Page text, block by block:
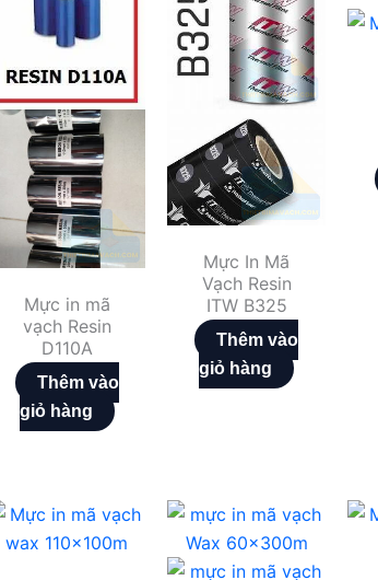
Mực in mã
vạch Resin
D110A
Thêm vào
giỏ hàng
Mực In Mã
Vạch Resin
ITW B325
Thêm vào
giỏ hàng